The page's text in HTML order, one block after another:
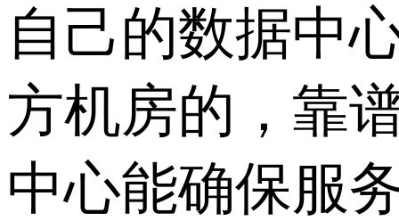
自己的数据中
方机房的，靠
中心能确保服